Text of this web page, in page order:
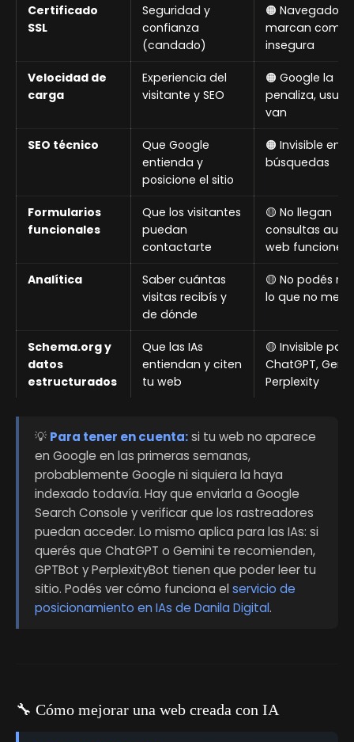
Certificado
SSL
Seguridad y
confianza
(candado)
🟠
marcan como
insegura
Velocidad de
carga
Experiencia del
visitante y SEO
🟠 Google la
penaliza,
van
SEO técnico
Que Google
entienda y
posicione el sitio
🟠 Invisible en
búsquedas
Formularios
funcionales
Que los visitantes
puedan
contactarte
🟡 No llegan
consultas
web funcione
Analítica
Saber cuántas
visitas recibís y
de dónde
🟡 No podés
lo que no
Schema.org y
datos
estructurados
Que las IAs
entiendan y citen
tu web
🟡 Invisible para
ChatGPT,
Perplexity
💡 Para tener en cuenta:si tu web no aparece
en Google en las primeras semanas,
probablemente Google ni siquiera la haya
indexado todavía. Hay que enviarla a Google
Search Console y verificar que los rastreadores
puedan acceder. Lo mismo aplica para las IAs: si
querés que ChatGPT o Gemini te recomienden,
GPTBot y PerplexityBot tienen que poder leer tu
sitio. Podés ver cómo funciona el servicio de
posicionamiento en IAs de Danila Digital.
🔧 Cómo mejorar una web creada con IA